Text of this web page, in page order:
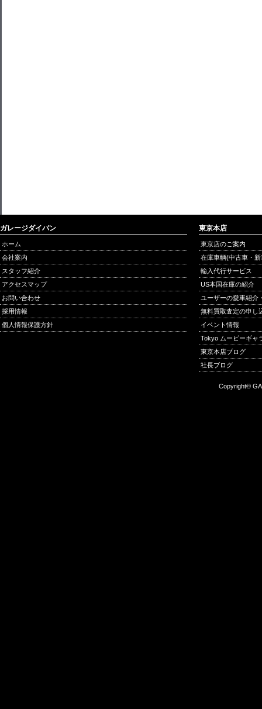
ガレージダイバン
ホーム
会社案内
スタッフ紹介
アクセスマップ
お問い合わせ
採用情報
個人情報保護方針
東京本店
東京店のご案内
在庫車輌(中古車・
輸入代行サービス
US本国在庫の紹介
ユーザーの愛車紹介
無料買取査定の申し
イベント情報
Tokyo ムービーギャ
東京本店ブログ
社長ブログ
Copyright©